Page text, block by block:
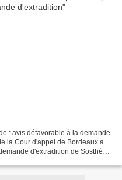
: avis défavorable à la demande
la Cour d'appel de Bordeaux a
d'extradition de Sosthène